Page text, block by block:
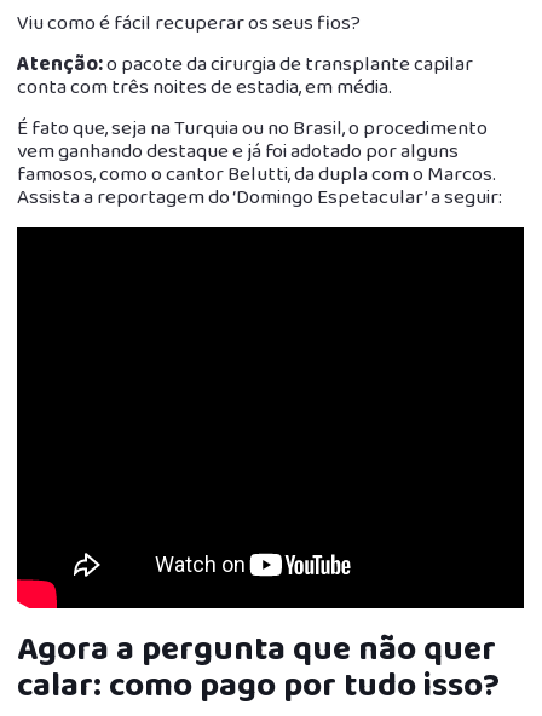
Viu como é fácil recuperar os seus fios?
Atenção:o pacote da cirurgia de transplante capilar
conta com três noites de estadia, em média.
É fato que, seja na Turquia ou no Brasil, o procedimento
vem ganhando destaque e já foi adotado por alguns
famosos, como o cantor Belutti, da dupla com o Marcos.
Assista a reportagem do ‘Domingo Espetacular’ a seguir:
Agora a pergunta que não quer
calar: como pago por tudo isso?